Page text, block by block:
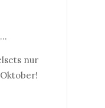
nur